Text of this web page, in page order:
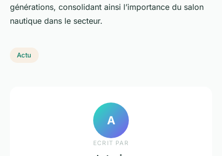
générations, consolidant ainsi l’importance du salon
nautique dans le secteur.
Actu
A
ECRIT PAR